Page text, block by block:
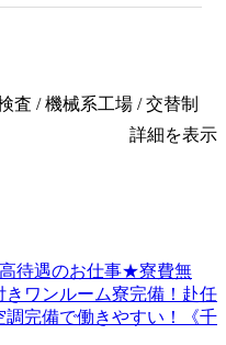
査 / 機械系工場 / 交替制
詳細を表示